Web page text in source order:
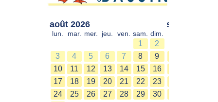
août 2026
lun. mar. mer. jeu. ven. sam. dim.
1
2
3
4 5 6 7 8
9
10
11 12 13 14 15
16
17
18 19 20 21 22
23
24
25 26 27 28 29
30
sept. 2026